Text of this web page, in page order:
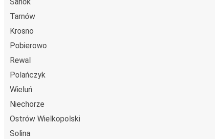
Tarnów
Krosno
Pobierowo
Rewal
Polańczyk
Wieluń
Niechorze
Ostrów Wielkopolski
Solina